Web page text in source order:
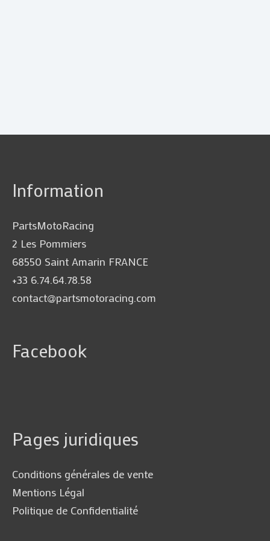
Information
PartsMotoRacing
2 Les Pommiers
68550 Saint Amarin FRANCE
+33 6.74.64.78.58
contact@partsmotoracing.com
Facebook
Pages juridiques
Conditions générales de vente
Mentions Légal
Politique de Confidentialité